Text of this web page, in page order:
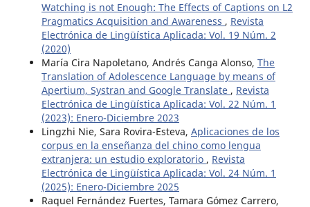
Watching is not Enough: The Effects of Captions on L2
Pragmatics Acquisition and Awareness , Revista
Electrónica de Lingüística Aplicada: Vol. 19 Núm. 2
(2020)
María Cira Napoletano, Andrés Canga Alonso, The
Translation of Adolescence Language by means of
Apertium, Systran and Google Translate , Revista
Electrónica de Lingüística Aplicada: Vol. 22 Núm. 1
(2023): Enero-Diciembre 2023
Lingzhi Nie, Sara Rovira-Esteva, Aplicaciones de los
corpus en la enseñanza del chino como lengua
extranjera: un estudio exploratorio , Revista
Electrónica de Lingüística Aplicada: Vol. 24 Núm. 1
(2025): Enero-Diciembre 2025
Raquel Fernández Fuertes, Tamara Gómez Carrero,